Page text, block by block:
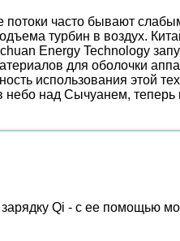
потоки часто бывают
турбин в воздух.
Energy Technology
для оболочки
использования этой
небо над Сычуанем,
Qi - с ее помощью